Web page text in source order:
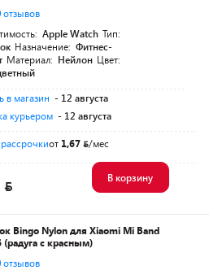
отзывов
Apple Watch Тип:
Назначение: Фитнес-
Материал: Нейлон Цвет:
в магазин - 12 августа
курьером - 12 августа
от 1,67 /мес
В корзину
Bingo Nylon для Xiaomi Mi Band
с красным)
отзывов